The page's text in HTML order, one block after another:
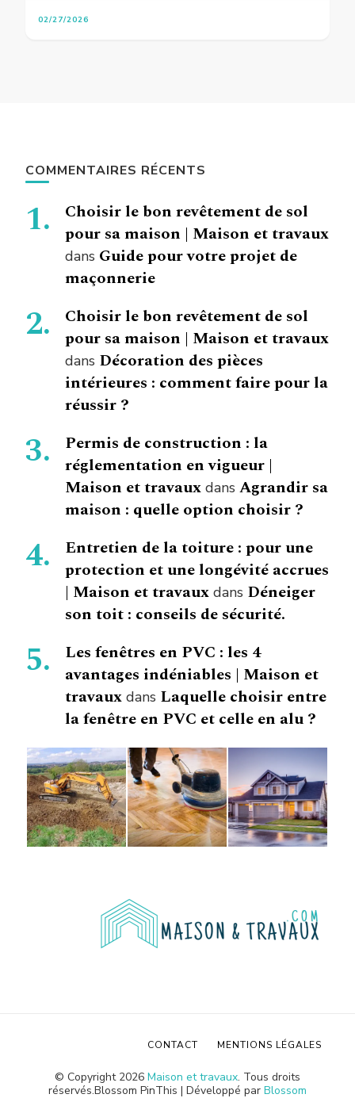
02/27/2026
COMMENTAIRES RÉCENTS
Choisir le bon revêtement de sol
pour sa maison | Maison et travaux
dans Guide pour votre projet de
maçonnerie
Choisir le bon revêtement de sol
pour sa maison | Maison et travaux
dans Décoration des pièces
intérieures : comment faire pour la
réussir ?
Permis de construction : la
réglementation en vigueur |
Maison et travaux dans Agrandir sa
maison : quelle option choisir ?
Entretien de la toiture : pour une
protection et une longévité accrues
| Maison et travaux dans Déneiger
son toit : conseils de sécurité.
Les fenêtres en PVC : les 4
avantages indéniables | Maison et
travaux dans Laquelle choisir entre
la fenêtre en PVC et celle en alu ?
© Copyright 2026 Maison et travaux. Tous droits
réservés.Blossom PinThis | Développé par Blossom
CONTACT MENTIONS LÉGALES